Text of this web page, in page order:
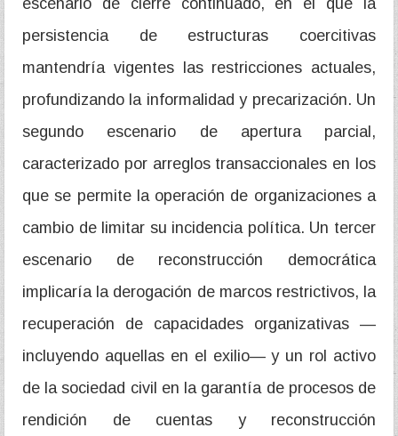
escenario de cierre continuado, en el que la
persistencia de estructuras coercitivas
mantendría vigentes las restricciones actuales,
profundizando la informalidad y precarización. Un
segundo escenario de apertura parcial,
caracterizado por arreglos transaccionales en los
que se permite la operación de organizaciones a
cambio de limitar su incidencia política. Un tercer
escenario de reconstrucción democrática
implicaría la derogación de marcos restrictivos, la
recuperación de capacidades organizativas —
incluyendo aquellas en el exilio— y un rol activo
de la sociedad civil en la garantía de procesos de
rendición de cuentas y reconstrucción